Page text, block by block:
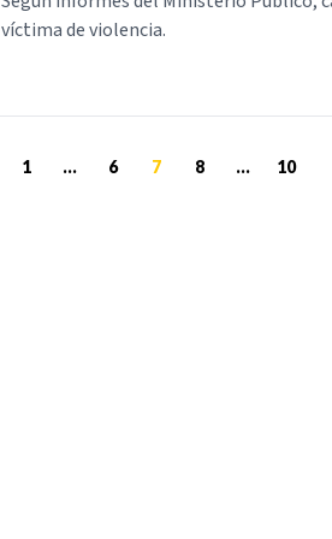
víctima de violencia.
1 ... 6 7 8 ... 10